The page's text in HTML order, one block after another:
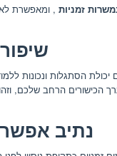
זמניות , ומאפשרת
4.
הסתגלות ונכונות
הכישורים הרחב שלכם, וזהו
5. נתיב